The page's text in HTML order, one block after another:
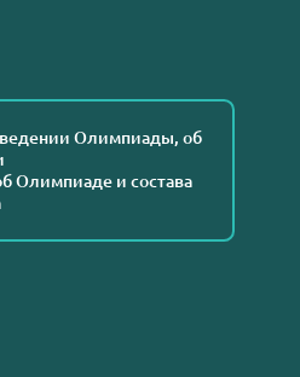
Олимпиады, об
Олимпиаде и состава